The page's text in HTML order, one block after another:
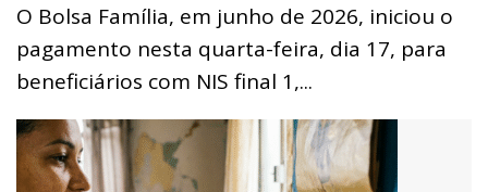
O Bolsa Família, em junho de 2026, iniciou o
pagamento nesta quarta-feira, dia 17, para
beneficiários com NIS final 1,...